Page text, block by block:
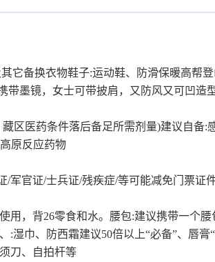
它备换衣物鞋子:运动鞋、防滑保暖高帮
带墨镜，女士可带披肩，又防风又可凹造
区医药条件落后备足所需剂量)建议自备
原反应药物
军官证/士兵证/残疾症/等可能减免门票证
用，背26零食和水。腰包:建议携带一个
:湿巾、防西霜建议50倍以上“必备”、唇
刀、自拍杆等